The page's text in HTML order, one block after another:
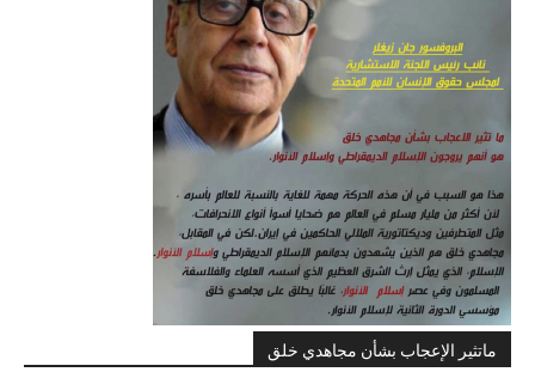
ماتثير الإعجاب بشأن مجاهدي خلق